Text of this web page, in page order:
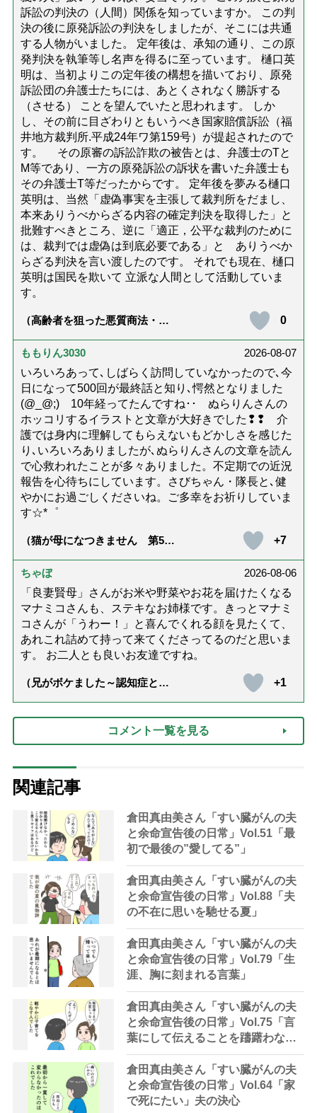
訴訟の判決の（人間）関係を知っていますか。 この判
決の後に原発訴訟の判決をしましたが、そこには共通
する人物がいました。 定年後は、承知の通り、この原
発判決を執筆等し名声を得るに至っています。 樋口英
明は、当初よりこの定年後の構想を描いており、原発
訴訟団の弁護士たちには、あとくされなく勝訴する
（させる） ことを望んでいたと思われます。 しか
し、その前に目ざわりともいうべき国家賠償訴訟（福
井地方裁判所.平成24年ワ第159号）が提起されたので
す。 その原審の訴訟詐欺の被告とは、弁護士のTと
M等であり、一方の原発訴訟の訴状を書いた弁護士も
その弁護士T等だったからです。 定年後を夢みる樋口
英明は、当然「虚偽事実を主張して裁判所をだまし、
本来ありうべからざる内容の確定判決を取得した」と
批難すべきところ、逆に「適正，公平な裁判のために
は、裁判では虚偽は到底必要である」と ありうべか
らざる判決を言い渡したのです。 それでも現在、樋口
英明は国民を欺いて 立派な人間として活動していま
す。
（高齢者を狙った悪質商法・訪
ないための4つの対策「騙されや
すい人の特徴は？」【社会福祉
0
ももりん3030
2026-08-07
いろいろあって､しばらく訪問していなかったので､今
日になって500回が最終話と知り､愕然となりました
(@_@;) 10年経ってたんですね･･ ぬらりんさんの
ホッコリするイラストと文章が大好きでした❢❢ 介
護では身内に理解してもらえないもどかしさを感じた
り､いろいろありましたが､ぬらりんさんの文章を読ん
で心救われたことが多々ありました。不定期での近況
報告を心待ちにしています。さびちゃん・隊長と､健
やかにお過ごしくださいね。ご多幸をお祈りしていま
す☆*゜
（猫が母になつきません 第500
+7
ちゃぼ
2026-08-06
「良妻賢母」さんがお米や野菜やお花を届けたくなる
マナミコさんも、ステキなお姉様です。きっとマナミ
コさんが「うわー！」と喜んでくれる顔を見たくて、
あれこれ詰めて持って来てくださってるのだと思いま
す。 お二人とも良いお友達ですね。
（兄がボケました～認知症と介
達』が届きました」）
+1
コメント一覧を見る
関連記事
倉田真由美さん「すい臓がんの夫
と余命宣告後の日常」Vol.51「最
初で最後の”愛してる”」
倉田真由美さん「すい臓がんの夫
と余命宣告後の日常」Vol.88「夫
の不在に思いを馳せる夏」
倉田真由美さん「すい臓がんの夫
と余命宣告後の日常」Vol.79「生
涯、胸に刻まれる言葉」
倉田真由美さん「すい臓がんの夫
と余命宣告後の日常」Vol.75「言
葉にして伝えることを躊躇わない
で」
倉田真由美さん「すい臓がんの夫
と余命宣告後の日常」Vol.64「家
で死にたい」夫の決心